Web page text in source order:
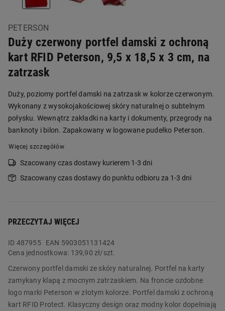
PETERSON
Duży czerwony portfel damski z ochroną
kart RFID Peterson, 9,5 x 18,5 x 3 cm, na
zatrzask
Duży, poziomy portfel damski na zatrzask w kolorze czerwonym.
Wykonany z wysokojakościowej skóry naturalnej o subtelnym
połysku. Wewnątrz zakładki na karty i dokumenty, przegrody na
banknoty i bilon. Zapakowany w logowane pudełko Peterson.
Więcej szczegółów
Szacowany czas dostawy kurierem 1-3 dni
Szacowany czas dostawy do punktu odbioru za 1-3 dni
PRZECZYTAJ WIĘCEJ
ID 487955
EAN 5903051131424
Cena jednostkowa: 139,90 zł/szt.
Czerwony portfel damski ze skóry naturalnej. Portfel na karty
zamykany klapą z mocnym zatrzaskiem. Na froncie ozdobne
logo marki Peterson w złotym kolorze. Portfel damski z ochroną
kart RFID Protect. Klasyczny design oraz modny kolor dopełniają